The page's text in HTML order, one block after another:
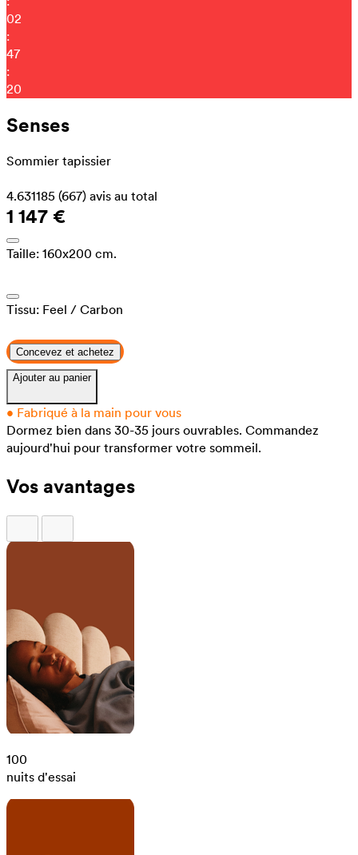
02
:
47
:
16
Senses
Sommier tapissier
4.631185 (667) avis au total
1 147 €
Taille: 160x200 cm.
Tissu: Feel / Carbon
Concevez et achetez
Ajouter au panier
• Fabriqué à la main pour vous
Dormez bien dans 30-35 jours ouvrables. Commandez
aujourd'hui pour transformer votre sommeil.
Vos avantages
100
nuits d'essai